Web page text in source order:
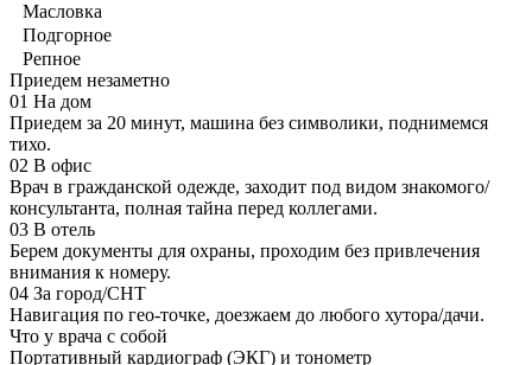
Масловка
Подгорное
Репное
Приедем незаметно
01 На дом
Приедем за 20 минут, машина без символики, поднимемся
тихо.
02 В офис
Врач в гражданской одежде, заходит под видом знакомого/
консультанта, полная тайна перед коллегами.
03 В отель
Берем документы для охраны, проходим без привлечения
внимания к номеру.
04 За город/СНТ
Навигация по гео-точке, доезжаем до любого хутора/дачи.
Что у врача с собой
Портативный кардиограф (ЭКГ) и тонометр